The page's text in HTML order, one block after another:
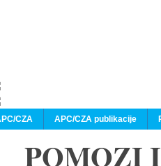
APC/CZA publikacije
CZA
POMOZI